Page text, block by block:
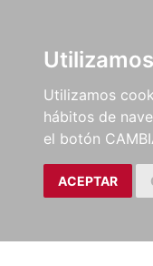
Utilizamos
hábitos de
el botón
ACEPTAR